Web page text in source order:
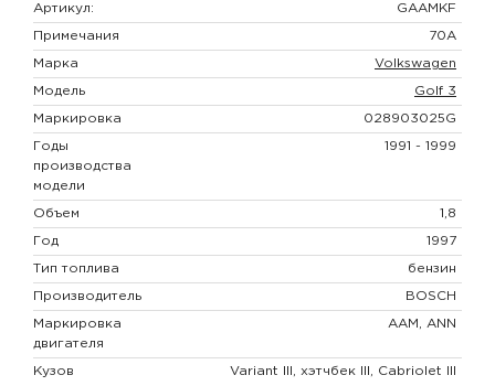
Артикул: GAAMKF
Примечания 70A
Марка Volkswagen
Модель Golf 3
Маркировка 028903025G
Годы
производства
модели
1991 - 1999
Объем 1,8
Год 1997
Тип топлива бензин
Производитель BOSCH
Маркировка
двигателя
AAM, ANN
Кузов Variant III, хэтчбек III, Cabriolet III